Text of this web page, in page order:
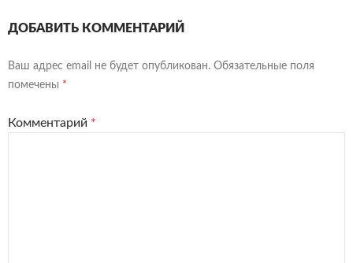
ДОБАВИТЬ КОММЕНТАРИЙ
Ваш адрес email не будет опубликован. Обязательные поля
помечены *
Комментарий *